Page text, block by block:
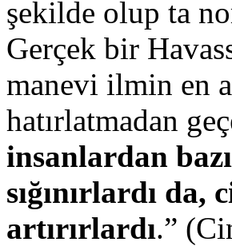
şekilde olup ta
Gerçek bir
manevi ilmin en
hatırlatmadan
insanlardan
sığınırlardı da,
artırırlardı.”